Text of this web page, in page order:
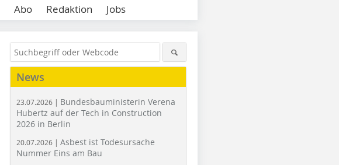
Abo Redaktion Jobs
News
23.07.2026 | Bundesbauministerin Verena
Hubertz auf der Tech in Construction
2026 in Berlin
20.07.2026 | Asbest ist Todesursache
Nummer Eins am Bau